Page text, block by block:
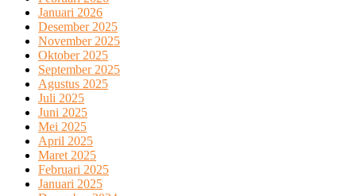
Januari 2026
Desember 2025
November 2025
Oktober 2025
September 2025
Agustus 2025
Juli 2025
Juni 2025
Mei 2025
April 2025
Maret 2025
Februari 2025
Januari 2025